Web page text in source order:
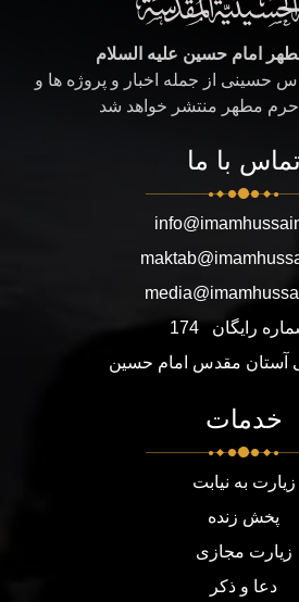
امام حسین علیه السلام
حسینی از جمله اخبار و پروژه ها و
حرم مطهر منتشر خواهد شد
تماس با ما
رایگان
174
آستان مقدس امام حسین
خدمات
زیارت به نیابت
پخش زنده
زیارت مجازی
دعا و ذکر